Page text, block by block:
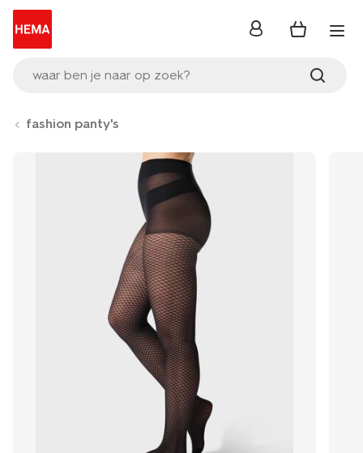
waar ben je naar op zoek?
inloggen
fashion panty's